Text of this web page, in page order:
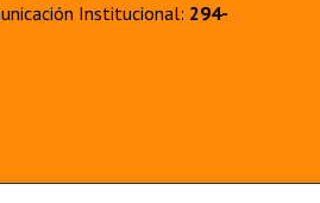
Institucional: 294-